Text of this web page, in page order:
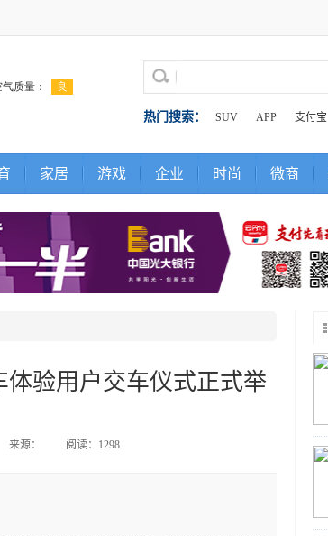
热门搜索： SUV APP 支付宝
家居 游戏 企业 时尚 微商
验用户交车仪式正式举
来源： 阅读：1298